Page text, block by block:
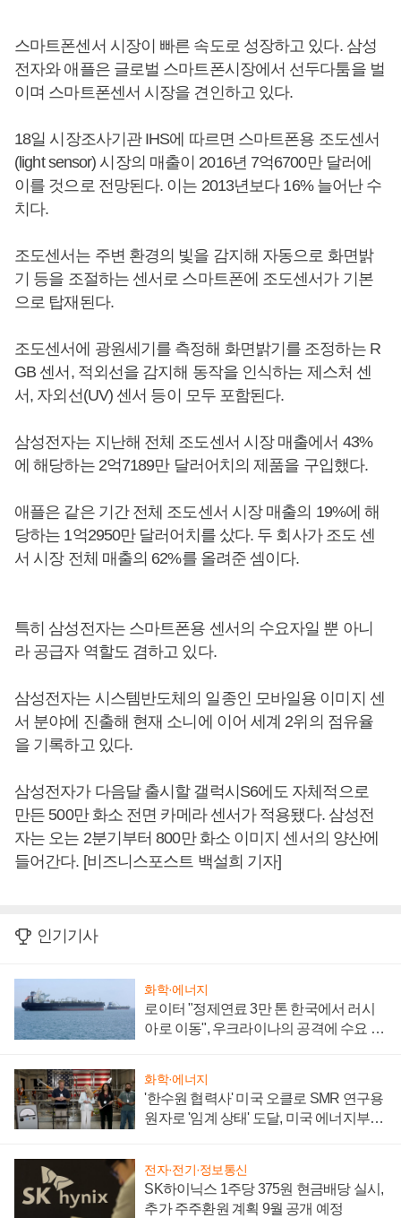
스마트폰센서 시장이 빠른 속도로 성장하고 있다. 삼성
전자와 애플은 글로벌 스마트폰시장에서 선두다툼을 벌
이며 스마트폰센서 시장을 견인하고 있다.
18일 시장조사기관 IHS에 따르면 스마트폰용 조도센서
(light sensor) 시장의 매출이 2016년 7억6700만 달러에
이를 것으로 전망된다. 이는 2013년보다 16% 늘어난 수
치다.
조도센서는 주변 환경의 빛을 감지해 자동으로 화면밝
기 등을 조절하는 센서로 스마트폰에 조도센서가 기본
으로 탑재된다.
조도센서에 광원세기를 측정해 화면밝기를 조정하는 R
GB 센서, 적외선을 감지해 동작을 인식하는 제스처 센
서, 자외선(UV) 센서 등이 모두 포함된다.
삼성전자는 지난해 전체 조도센서 시장 매출에서 43%
에 해당하는 2억7189만 달러어치의 제품을 구입했다.
애플은 같은 기간 전체 조도센서 시장 매출의 19%에 해
당하는 1억2950만 달러어치를 샀다. 두 회사가 조도 센
서 시장 전체 매출의 62%를 올려준 셈이다.
특히 삼성전자는 스마트폰용 센서의 수요자일 뿐 아니
라 공급자 역할도 겸하고 있다.
삼성전자는 시스템반도체의 일종인 모바일용 이미지 센
서 분야에 진출해 현재 소니에 이어 세계 2위의 점유율
을 기록하고 있다.
삼성전자가 다음달 출시할 갤럭시S6에도 자체적으로
만든 500만 화소 전면 카메라 센서가 적용됐다. 삼성전
자는 오는 2분기부터 800만 화소 이미지 센서의 양산에
들어간다. [비즈니스포스트 백설희 기자]
인기기사
화학·에너지
로이터 "정제연료 3만 톤 한국에서 러시
아로 이동", 우크라이나의 공격에 수요 늘
화학·에너지
'한수원 협력사' 미국 오클로 SMR 연구용
원자로 '임계 상태' 도달, 미국 에너지부
전자·전기·정보통신
SK하이닉스 1주당 375원 현금배당 실시,
추가 주주환원 계획 9월 공개 예정